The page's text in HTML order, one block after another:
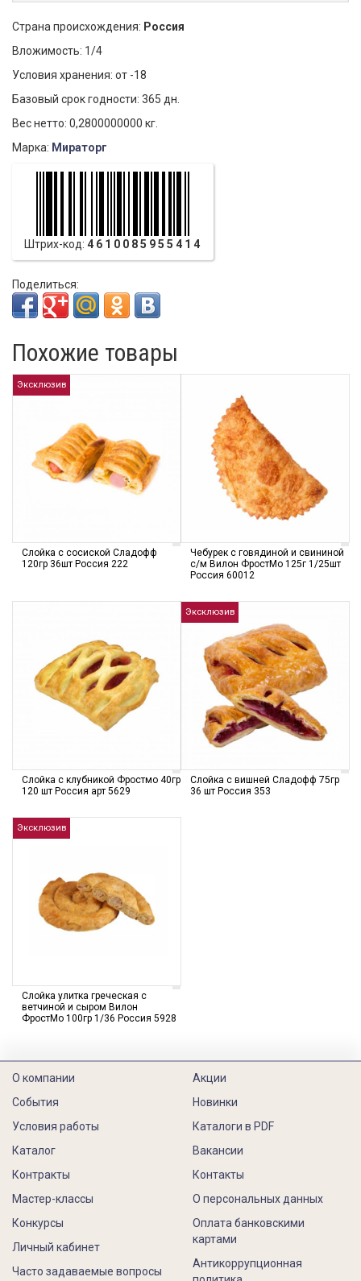
Страна происхождения: Россия
Вложимость: 1/4
Условия хранения: от -18
Базовый срок годности: 365 дн.
Вес нетто: 0,2800000000 кг.
Марка: Мираторг
Штрих-код: 4610085955414
Поделиться:
Похожие товары
Эксклюзив
Слойка с сосиской Сладофф
120гр 36шт Россия 222
Чебурек с говядиной и свининой
с/м Вилон ФростМо 125г 1/25шт
Россия 60012
Слойка с клубникой Фростмо 40гр
120 шт Россия арт 5629
Эксклюзив
Слойка с вишней Сладофф 75гр
36 шт Россия 353
Эксклюзив
Слойка улитка греческая с
ветчиной и сыром Вилон
ФростМо 100гр 1/36 Россия 5928
О компании
События
Условия работы
Каталог
Контракты
Акции
Новинки
Каталоги в PDF
Вакансии
Контакты
Мастер-классы
Конкурсы
Личный кабинет
Часто задаваемые вопросы
О персональных данных
Оплата банковскими
картами
Антикоррупционная